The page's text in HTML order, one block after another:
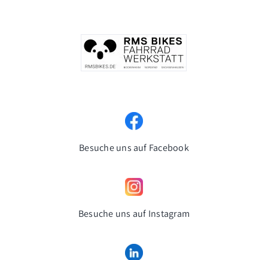
Besuche uns auf Facebook
Besuche uns auf Instagram